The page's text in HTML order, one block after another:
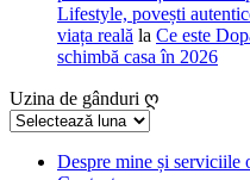
Lifestyle, povești
viața reală la Ce este
schimbă casa în 2026
Uzina de gânduri ღ
Uzina
gânduriDespre mine și serviciile